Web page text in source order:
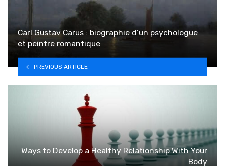
Carl Gustav Carus : biographie d’un psychologue
et peintre romantique
PREVIOUS ARTICLE
Ways to Develop a Healthy Relationship With Your
Body